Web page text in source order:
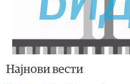
Најнови вести